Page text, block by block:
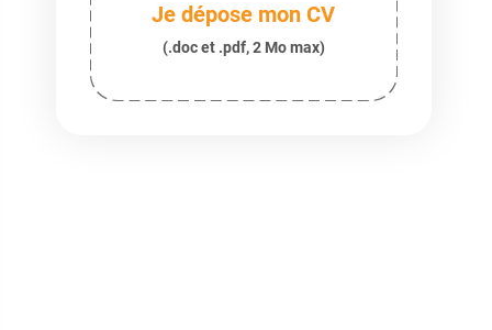
Je dépose mon CV
(.doc et .pdf, 2 Mo max)